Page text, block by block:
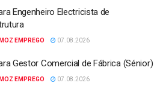
Engenheiro Electricista de
EMPREGO 07.08.2026
Gestor Comercial de Fábrica (Sénior)
EMPREGO 07.08.2026